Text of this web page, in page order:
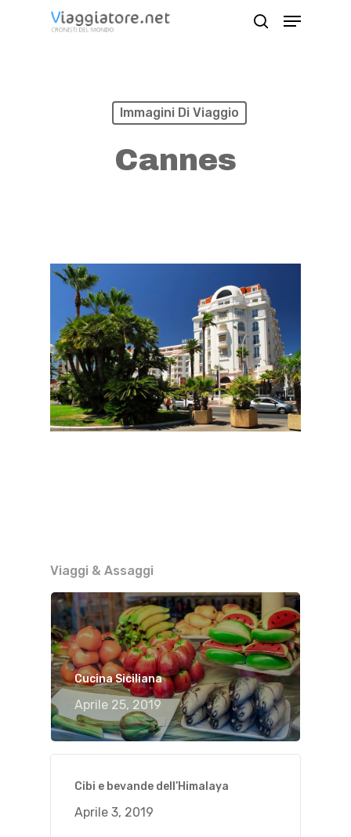
Menu
Immagini Di Viaggio
Cannes
Viaggi & Assaggi
Cucina Siciliana
Aprile 25, 2019
Cibi e bevande dell’Himalaya
Aprile 3, 2019